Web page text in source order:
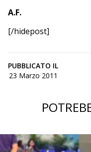
A.F.
[/hidepost]
PUBBLICATO IL
23 Marzo 2011